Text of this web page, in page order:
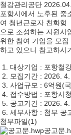
철강관리공단
포항시에서 노후된 중
여 청년근로자 친화형
으로 조성하는 지원사
위한 참여 기업을 모집
하고 있으니 참고하시
1. 대상기업 : 포항철
2. 모집기간 : 2026.
3. 사업규모 : 6억원(
4. 접수방법 : 포항시
5. 공고기간 : 2026.
6. 세부사항 : 첨부 공
첨부파일(1)
공고문